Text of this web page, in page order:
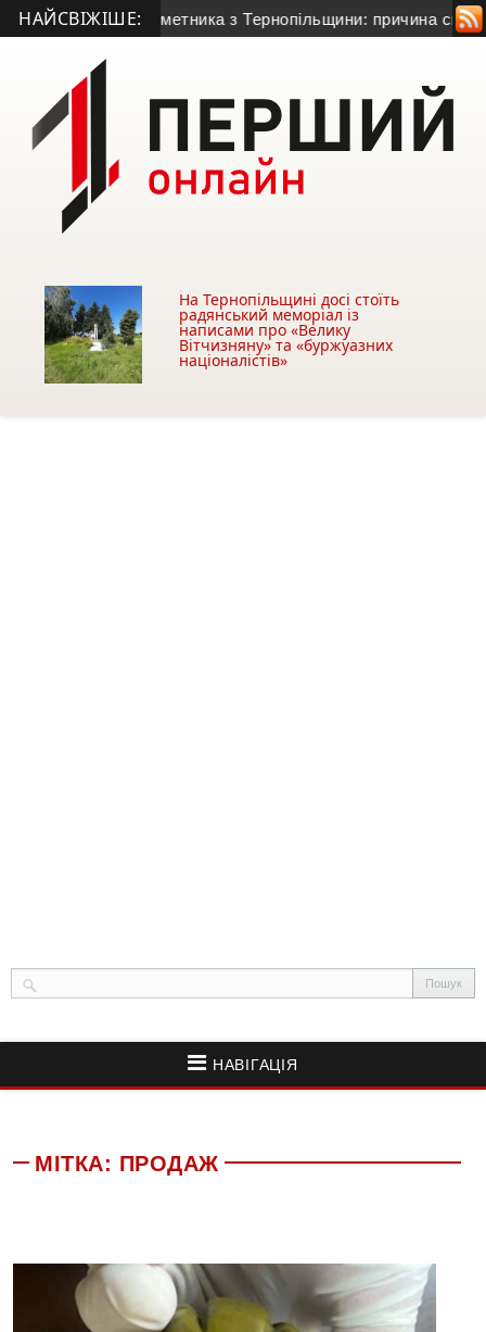
НАЙСВІЖІШЕ:
гранатометника з Тернопільщини: причина смерті –
На Тернопільщині досі стоїть
радянський меморіал із
написами про «Велику
Вітчизняну» та «буржуазних
націоналістів»
НАВІГАЦІЯ
МІТКА: ПРОДАЖ